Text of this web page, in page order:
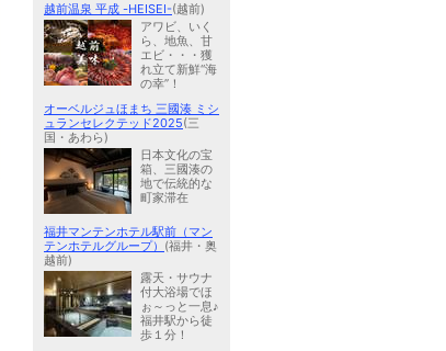
越前温泉 平成 -HEISEI-(越前)
アワビ、いく
ら、地魚、甘
エビ・・・獲
れ立て新鮮“海
の幸”！
オーベルジュほまち 三國湊 ミシ
ュランセレクテッド2025(三
国・あわら)
日本文化の宝
箱、三國湊の
地で伝統的な
町家滞在
福井マンテンホテル駅前（マン
テンホテルグループ） (福井・奥
越前)
露天・サウナ
付大浴場でほ
ぉ～っと一息♪
福井駅から徒
歩１分！